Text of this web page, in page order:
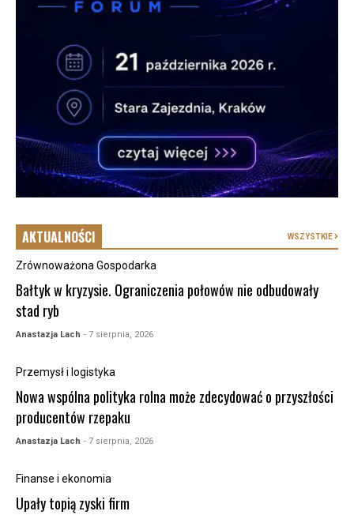
AKTUALNOŚCI WSZYSTKIE
Zrównoważona Gospodarka
Bałtyk w kryzysie. Ograniczenia połowów nie odbudowały
stad ryb
Anastazja Lach - 7 sierpnia, 2026
Przemysł i logistyka
Nowa wspólna polityka rolna może zdecydować o przyszłości
producentów rzepaku
Anastazja Lach - 7 sierpnia, 2026
Finanse i ekonomia
Upały topią zyski firm